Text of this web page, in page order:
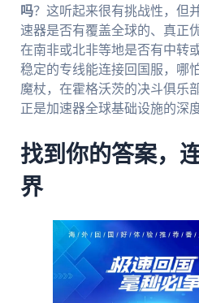
吗？这听起来很有挑战性，但
速器是否有覆盖全球的、真正
在南非或北非等地是否有中转
稳定的专线能连接回国服，哪
魔杖，在霍格沃茨的决斗俱乐
正是加速器全球基础设施的深
找到你的答案，
界